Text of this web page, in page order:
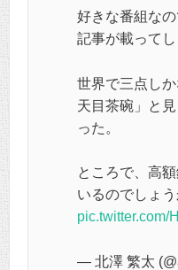
好きな番組な
記事が載ってし
世界で三点し
天目茶碗」と
った。
ところで、高
いるのでしょう
pic.twitter.com/
— 北澤 繁太